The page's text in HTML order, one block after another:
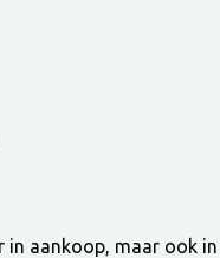
in aankoop, maar ook